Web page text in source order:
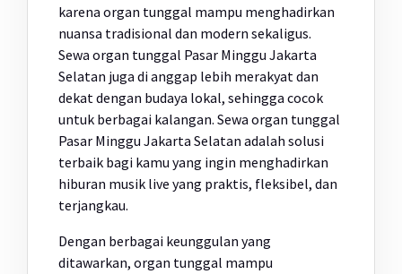
karena organ tunggal mampu menghadirkan
nuansa tradisional dan modern sekaligus.
Sewa organ tunggal Pasar Minggu Jakarta
Selatan juga di anggap lebih merakyat dan
dekat dengan budaya lokal, sehingga cocok
untuk berbagai kalangan. Sewa organ tunggal
Pasar Minggu Jakarta Selatan adalah solusi
terbaik bagi kamu yang ingin menghadirkan
hiburan musik live yang praktis, fleksibel, dan
terjangkau.
Dengan berbagai keunggulan yang
ditawarkan, organ tunggal mampu